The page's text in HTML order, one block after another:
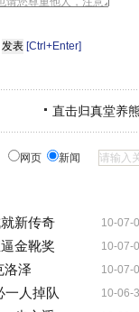
[Ctrl+Enter]
直击归真堂养
网页 新闻
10-07-
新传奇
10-07-
金靴奖
10-07-
洛泽
10-06-
一人掉队